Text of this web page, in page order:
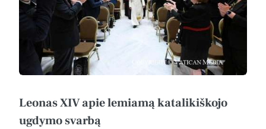
Leonas XIV apie lemiamą katalikiškojo
ugdymo svarbą